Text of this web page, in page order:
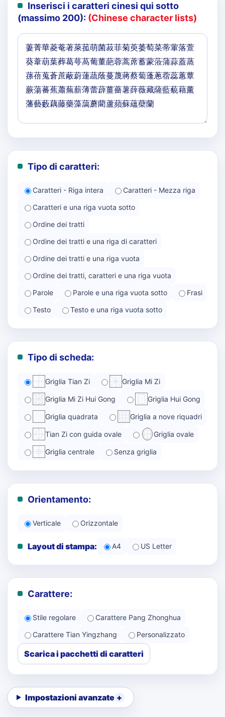
Inserisci i caratteri cinesi qui sotto
(massimo 200): (Chinese character lists)
Tipo di caratteri:
Caratteri - Riga intera
Caratteri - Mezza riga
Caratteri e una riga vuota sotto
Ordine dei tratti
Ordine dei tratti e una riga di caratteri
Ordine dei tratti e una riga vuota
Ordine dei tratti, caratteri e una riga vuota
Parole
Parole e una riga vuota sotto
Frasi
Testo
Testo e una riga vuota sotto
Tipo di scheda:
Griglia Tian Zi Griglia Mi Zi
Griglia Mi Zi Hui Gong Griglia Hui Gong
Griglia quadrata Griglia a nove riquadri
Tian Zi con guida ovale Griglia ovale
Griglia centrale Senza griglia
Orientamento:
Verticale Orizzontale
Layout di stampa: A4 US Letter
Carattere:
Stile regolare
Carattere Pang Zhonghua
Carattere Tian Yingzhang
Personalizzato
Scarica i pacchetti di caratteri
Impostazioni avanzate